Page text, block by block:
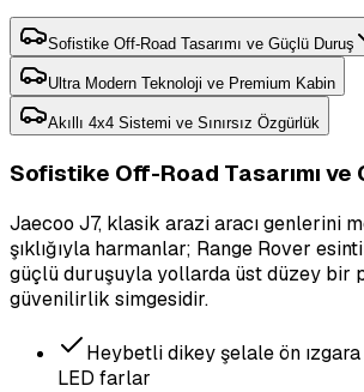
Sofistike Off-Road Tasarımı ve Güçlü Duruş
Ultra Modern Teknoloji ve Premium Kabin
Akıllı 4x4 Sistemi ve Sınırsız Özgürlük
Sofistike Off-Road Tasarımı ve
Jaecoo J7, klasik arazi aracı genlerini
şıklığıyla harmanlar; Range Rover
güçlü duruşuyla yollarda üst düzey bir
güvenilirlik simgesidir.
Heybetli dikey şelale ön
LED farlar